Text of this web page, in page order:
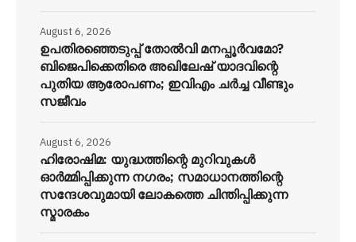
ഉപതിരഞ്ഞെടുപ്പ് തോൽവി മനപ്പൂർവമോ?
ബിജെപിക്കെതിരെ അഖിലേഷ് യാദവിന്റെ
പുതിയ ആരോപണം; ഇവിഎം ചർച്ച വീണ്ടും
സജീവം
August 6, 2026
ഹിരോഷിമ: യുദ്ധത്തിന്റെ മുറിവുകൾ
ഓർമ്മിപ്പിക്കുന്ന നഗരം; സമാധാനത്തിന്റെ
സന്ദേശവുമായി ലോകത്തെ ചിന്തിപ്പിക്കുന്ന
സ്മാരകം
August 6, 2026